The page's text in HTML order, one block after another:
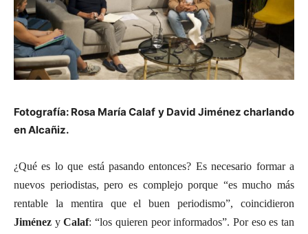
Fotografía: Rosa María Calaf y David Jiménez charlando
en Alcañiz.
¿Qué es lo que está pasando entonces? Es necesario formar a
nuevos periodistas, pero es complejo porque “es mucho más
rentable la mentira que el buen periodismo”, coincidieron
Jiménez yCalaf: “los quieren peor informados”. Por eso es tan